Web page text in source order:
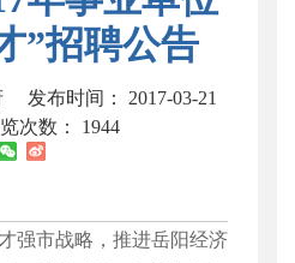
”招聘公告
发布时间： 2017-03-21
次数： 1944
强市战略，推进岳阳经济